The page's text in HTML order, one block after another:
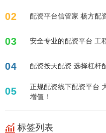
02 配资平台信管家 杨方配
03 安全专业的配资平台 工
04 配资按天配资 选择杠杆
05
正规配资线下配资平台
增值！
标签列表